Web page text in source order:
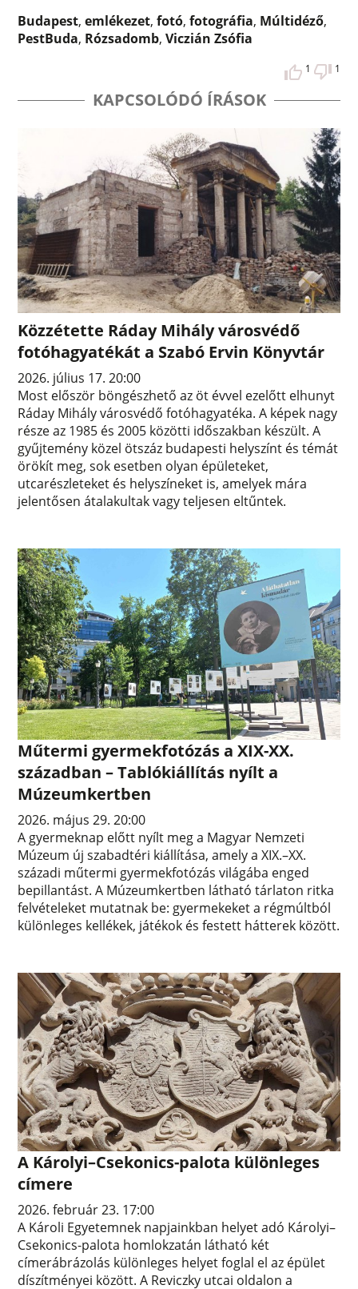
Budapest,emlékezet,fotó,fotográfia, Múltidéző,
PestBuda, Rózsadomb,Viczián Zsófia
1 1
KAPCSOLÓDÓ ÍRÁSOK
Közzétette Ráday Mihály városvédő
fotóhagyatékát a Szabó Ervin Könyvtár
2026. július 17. 20:00
Most először böngészhető az öt évvel ezelőtt elhunyt
Ráday Mihály városvédő fotóhagyatéka. A képek nagy
része az 1985 és 2005 közötti időszakban készült. A
gyűjtemény közel ötszáz budapesti helyszínt és témát
örökít meg, sok esetben olyan épületeket,
utcarészleteket és helyszíneket is, amelyek mára
jelentősen átalakultak vagy teljesen eltűntek.
Műtermi gyermekfotózás a XIX-XX.
században – Tablókiállítás nyílt a
Múzeumkertben
2026. május 29. 20:00
A gyermeknap előtt nyílt meg a Magyar Nemzeti
Múzeum új szabadtéri kiállítása, amely a XIX.–XX.
századi műtermi gyermekfotózás világába enged
bepillantást. A Múzeumkertben látható tárlaton ritka
felvételeket mutatnak be: gyermekeket a régmúltból
különleges kellékek, játékok és festett hátterek között.
A Károlyi–Csekonics-palota különleges
címere
2026. február 23. 17:00
A Károli Egyetemnek napjainkban helyet adó Károlyi–
Csekonics-palota homlokzatán látható két
címerábrázolás különleges helyet foglal el az épület
díszítményei között. A Reviczky utcai oldalon a